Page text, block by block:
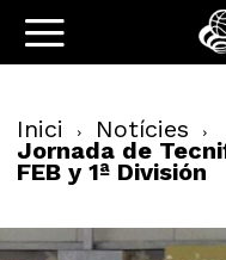
Inici Notícies
Jornada de
FEB y 1ª División